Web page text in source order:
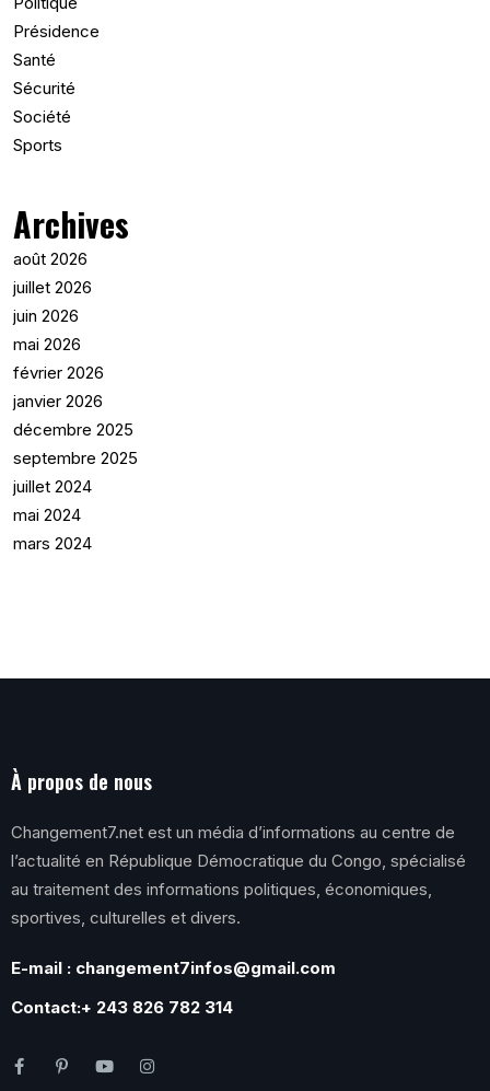
Présidence
Santé
Sécurité
Société
Sports
Archives
août 2026
juillet 2026
juin 2026
mai 2026
février 2026
janvier 2026
décembre 2025
septembre 2025
juillet 2024
mai 2024
mars 2024
À propos de nous
Changement7.net est un média d’informations au centre de
l’actualité en République Démocratique du Congo, spécialisé
au traitement des informations politiques, économiques,
sportives, culturelles et divers.
E-mail : changement7infos@gmail.com
Contact:+ 243 826 782 314